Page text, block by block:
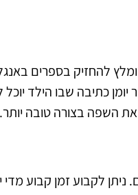
להחזיק בספרים
יומן כתיבה שבו הילד יוכל
השפה בצורה טובה יותר.
ניתן לקבוע זמן קבוע מדי